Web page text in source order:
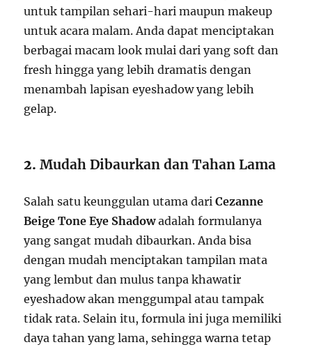
untuk tampilan sehari-hari maupun makeup
untuk acara malam. Anda dapat menciptakan
berbagai macam look mulai dari yang soft dan
fresh hingga yang lebih dramatis dengan
menambah lapisan eyeshadow yang lebih
gelap.
2.Mudah Dibaurkan dan Tahan Lama
Salah satu keunggulan utama dariCezanne
Beige Tone Eye Shadowadalah formulanya
yang sangat mudah dibaurkan. Anda bisa
dengan mudah menciptakan tampilan mata
yang lembut dan mulus tanpa khawatir
eyeshadow akan menggumpal atau tampak
tidak rata. Selain itu, formula ini juga memiliki
daya tahan yang lama, sehingga warna tetap